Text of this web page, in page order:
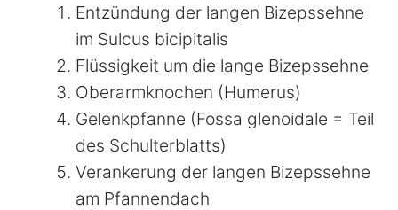
Entzündung der langen Bizepssehne
im Sulcus bicipitalis
Flüssigkeit um die lange Bizepssehne
Oberarmknochen (Humerus)
Gelenkpfanne (Fossa glenoidale = Teil
des Schulterblatts)
Verankerung der langen Bizepssehne
am Pfannendach